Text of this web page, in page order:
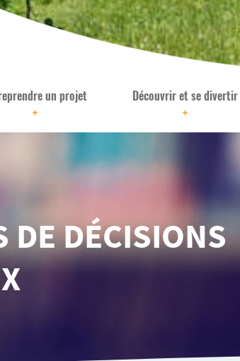
+
un projet
+
Découvrir et se divertir
DE DÉCI­­SIONS